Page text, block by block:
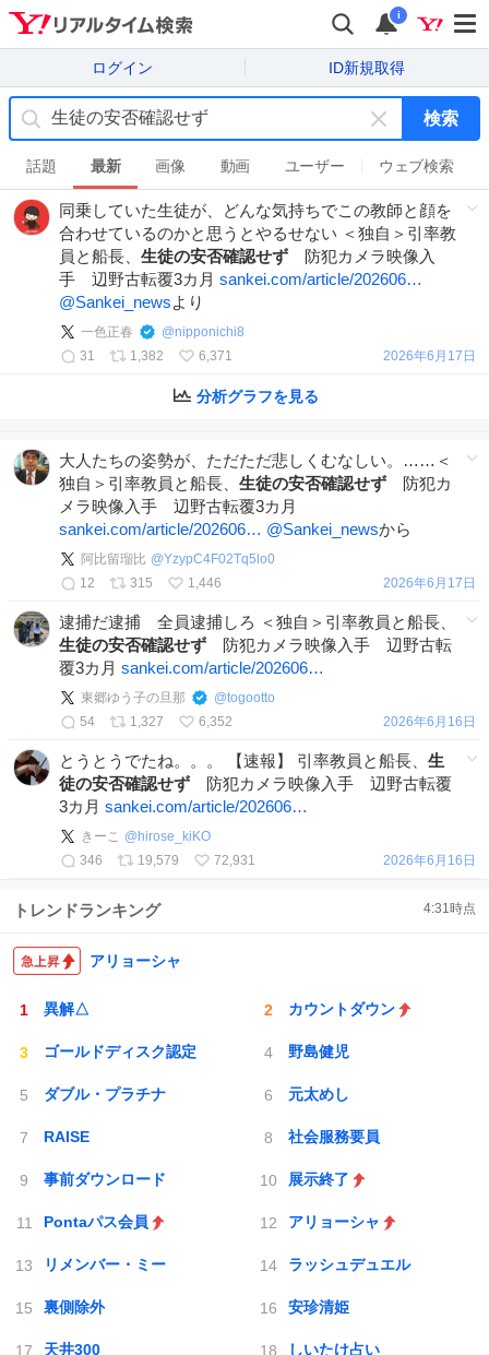
i
ログイン ID新規取得
キ
ー
ワ
ー
ド
を
消
検索
話題 最新 画像 動画 ユーザー ウェブ検索
同乗していた生徒が、どんな気持ちでこの教師と顔を
合わせているのかと思うとやるせない ＜独自＞引率教
員と船長、 生徒の安否確認せず 防犯カメラ映像入
手 辺野古転覆3カ月 sankei.com/article/202606…
@Sankei_newsより
一色正春 @nipponichi8
31
1,382 6,371 2026年6月17日
分析グラフを見る
大人たちの姿勢が、ただただ悲しくむなしい。……＜
独自＞引率教員と船長、 生徒の安否確認せず 防犯カ
メラ映像入手 辺野古転覆3カ月
sankei.com/article/202606… @Sankei_newsから
阿比留瑠比 @YzypC4F02Tq5lo0
12
315 1,446 2026年6月17日
逮捕だ逮捕 全員逮捕しろ ＜独自＞引率教員と船長、
生徒の安否確認せず 防犯カメラ映像入手 辺野古転
覆3カ月 sankei.com/article/202606…
東郷ゆう子の旦那 @togootto
54
1,327 6,352 2026年6月16日
とうとうでたね。。。 【速報】 引率教員と船長、 生
徒の安否確認せず 防犯カメラ映像入手 辺野古転覆
3カ月 sankei.com/article/202606…
きーこ @ hirose_kiKO
346
19,579 72,931 2026年6月16日
トレンドランキング 4:31時点
アリョーシャ
異解△ カウントダウン
ゴールドディスク認定 野島健児
ダブル・プラチナ 元太めし
RAISE 社会服務要員
事前ダウンロード 展示終了
Pontaパス会員 アリョーシャ
リメンバー・ミー ラッシュデュエル
裏側除外 安珍清姫
天井300 しいたけ占い